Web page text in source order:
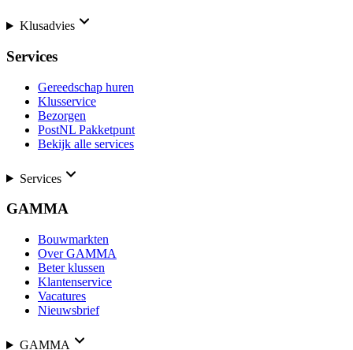
Klusadvies
Services
Gereedschap huren
Klusservice
Bezorgen
PostNL Pakketpunt
Bekijk alle services
Services
GAMMA
Bouwmarkten
Over GAMMA
Beter klussen
Klantenservice
Vacatures
Nieuwsbrief
GAMMA